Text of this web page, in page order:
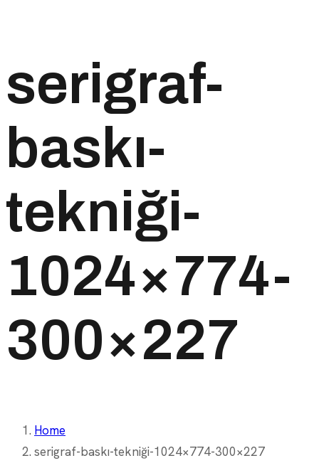
serigraf-
baskı-
tekniği-
1024×774-
300×227
Home
serigraf-baskı-tekniği-1024×774-300×227